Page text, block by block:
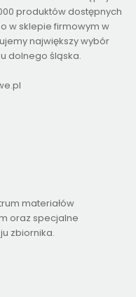
produktów dostępnych
w sklepie firmowym w
największy wybór
dolnego śląska.
materiałów
oraz specjalne
zbiornika.